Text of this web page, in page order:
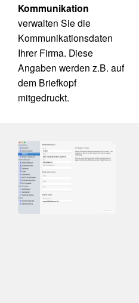
Kommunikation
verwalten Sie die
Kommunikationsdaten
Ihrer Firma. Diese
Angaben werden z.B. auf
dem Briefkopf
mitgedruckt.